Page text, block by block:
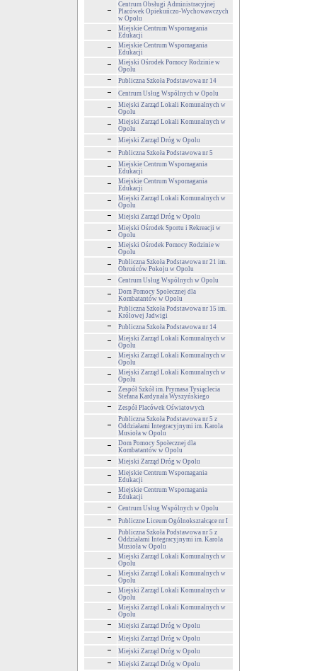
Centrum Obsługi Administracyjnej
Placówek Opiekuńczo-Wychowawczych
w Opolu
Miejskie Centrum Wspomagania
Edukacji
Miejskie Centrum Wspomagania
Edukacji
Miejski Ośrodek Pomocy Rodzinie w
Opolu
Publiczna Szkoła Podstawowa nr 14
Centrum Usług Wspólnych w Opolu
Miejski Zarząd Lokali Komunalnych w
Opolu
Miejski Zarząd Lokali Komunalnych w
Opolu
Miejski Zarząd Dróg w Opolu
Publiczna Szkoła Podstawowa nr 5
Miejskie Centrum Wspomagania
Edukacji
Miejskie Centrum Wspomagania
Edukacji
Miejski Zarząd Lokali Komunalnych w
Opolu
Miejski Zarząd Dróg w Opolu
Miejski Ośrodek Sportu i Rekreacji w
Opolu
Miejski Ośrodek Pomocy Rodzinie w
Opolu
Publiczna Szkoła Podstawowa nr 21 im.
Obrońców Pokoju w Opolu
Centrum Usług Wspólnych w Opolu
Dom Pomocy Społecznej dla
Kombatantów w Opolu
Publiczna Szkoła Podstawowa nr 15 im.
Królowej Jadwigi
Publiczna Szkoła Podstawowa nr 14
Miejski Zarząd Lokali Komunalnych w
Opolu
Miejski Zarząd Lokali Komunalnych w
Opolu
Miejski Zarząd Lokali Komunalnych w
Opolu
Zespół Szkół im. Prymasa Tysiąclecia
Stefana Kardynała Wyszyńskiego
Zespół Placówek Oświatowych
Publiczna Szkoła Podstawowa nr 5 z
Oddziałami Integracyjnymi im. Karola
Musioła w Opolu
Dom Pomocy Społecznej dla
Kombatantów w Opolu
Miejski Zarząd Dróg w Opolu
Miejskie Centrum Wspomagania
Edukacji
Miejskie Centrum Wspomagania
Edukacji
Centrum Usług Wspólnych w Opolu
Publiczne Liceum Ogólnokształcące nr I
Publiczna Szkoła Podstawowa nr 5 z
Oddziałami Integracyjnymi im. Karola
Musioła w Opolu
Miejski Zarząd Lokali Komunalnych w
Opolu
Miejski Zarząd Lokali Komunalnych w
Opolu
Miejski Zarząd Lokali Komunalnych w
Opolu
Miejski Zarząd Lokali Komunalnych w
Opolu
Miejski Zarząd Dróg w Opolu
Miejski Zarząd Dróg w Opolu
Miejski Zarząd Dróg w Opolu
Miejski Zarząd Dróg w Opolu